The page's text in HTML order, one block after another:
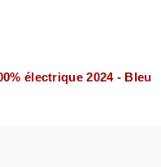
électrique 2024 - Bleu